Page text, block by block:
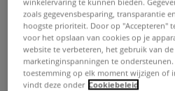
Léonard |
5-set L0212-1 —
0
winkelervaring te kunnen bieden.
zoals gegevensbesparing, transparantie
hoogste prioriteit. Door op "Accepteren"
voor het opslaan van cookies op je
website te verbeteren, het gebruik van
marketinginspanningen te
toestemming op elk moment wijzigen of
vindt deze onder Cookiebeleid